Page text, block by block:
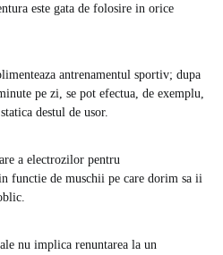
este gata de folosire in orice
antrenamentul sportiv; dupa
pe zi, se pot efectua, de exemplu,
destul de usor.
a electrozilor pentru
functie de muschii pe care dorim sa ii
nu implica renuntarea la un